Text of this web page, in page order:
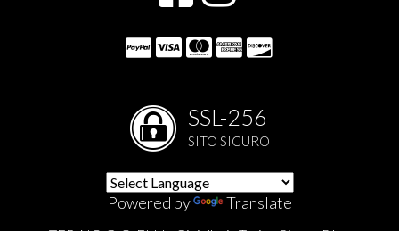
SSL-256
SITO SICURO
Powered by Translate